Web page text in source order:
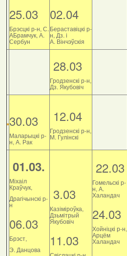
25.03
Брэсцкі р-н, С.
АБрамчук, А.
Сербун
02.04
Бераставіцкі р-
н, Дз. і
А. Вінчэўскія
28.03
Гродзенскі р-н,
Дз. Якубовіч
30.03
Маларыцкі р-
н, А. Рак
12.04
Гродзенскі р-н,
М. Гулінскі
01.03.
Міхаіл
Краўчук,
Драгічынскі р-
н
06.03
Брэст,
Э. Данцова
3.03
Казіміроўка,
Дзьмітрый
Якубовіч
11.03
22.03
Гомельскі р-
н, А.
Халандач
24.03
Хойніцкі р-н,
Арцём
Халандач